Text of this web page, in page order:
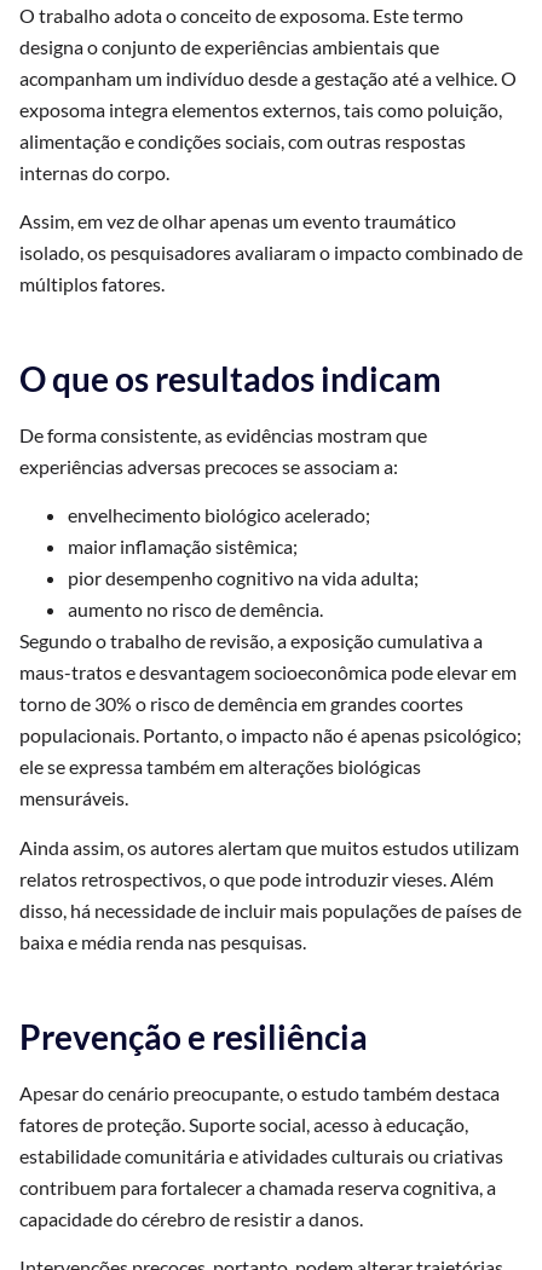
O trabalho adota o conceito de exposoma. Este termo
designa o conjunto de experiências ambientais que
acompanham um indivíduo desde a gestação até a velhice. O
exposoma integra elementos externos, tais como poluição,
alimentação e condições sociais, com outras respostas
internas do corpo.
Assim, em vez de olhar apenas um evento traumático
isolado, os pesquisadores avaliaram o impacto combinado de
múltiplos fatores.
O que os resultados indicam
De forma consistente, as evidências mostram que
experiências adversas precoces se associam a:
envelhecimento biológico acelerado;
maior inflamação sistêmica;
pior desempenho cognitivo na vida adulta;
aumento no risco de demência.
Segundo o trabalho de revisão, a exposição cumulativa a
maus-tratos e desvantagem socioeconômica pode elevar em
torno de 30% o risco de demência em grandes coortes
populacionais. Portanto, o impacto não é apenas psicológico;
ele se expressa também em alterações biológicas
mensuráveis.
Ainda assim, os autores alertam que muitos estudos utilizam
relatos retrospectivos, o que pode introduzir vieses. Além
disso, há necessidade de incluir mais populações de países de
baixa e média renda nas pesquisas.
Prevenção e resiliência
Apesar do cenário preocupante, o estudo também destaca
fatores de proteção. Suporte social, acesso à educação,
estabilidade comunitária e atividades culturais ou criativas
contribuem para fortalecer a chamada reserva cognitiva, a
capacidade do cérebro de resistir a danos.